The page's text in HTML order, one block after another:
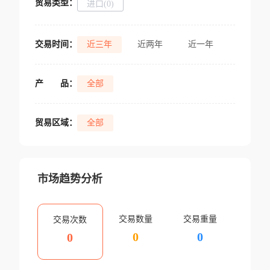
贸易类型： 进口(0)
交易时间： 近三年 近两年 近一年
产 品： 全部
贸易区域： 全部
市场趋势分析
交易次数
0
交易数量
0
交易重量
0